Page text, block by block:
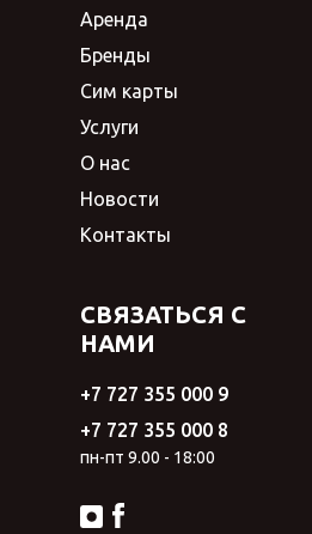
Аренда
Бренды
Сим карты
Услуги
О нас
Новости
Контакты
СВЯЗАТЬСЯ С
НАМИ
+7 727 355 000 9
+7 727 355 000 8
пн-пт 9.00 - 18:00